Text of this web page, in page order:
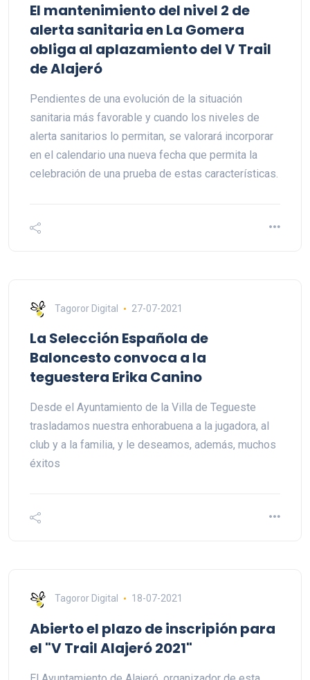
El mantenimiento del nivel 2 de
alerta sanitaria en La Gomera
obliga al aplazamiento del V Trail
de Alajeró
Pendientes de una evolución de la situación
sanitaria más favorable y cuando los niveles de
alerta sanitarios lo permitan, se valorará incorporar
en el calendario una nueva fecha que permita la
celebración de una prueba de estas características.
Tagoror Digital 27-07-2021
La Selección Española de
Baloncesto convoca a la
teguestera Erika Canino
Desde el Ayuntamiento de la Villa de Tegueste
trasladamos nuestra enhorabuena a la jugadora, al
club y a la familia, y le deseamos, además, muchos
éxitos
Tagoror Digital 18-07-2021
Abierto el plazo de inscripión para
el "V Trail Alajeró 2021"